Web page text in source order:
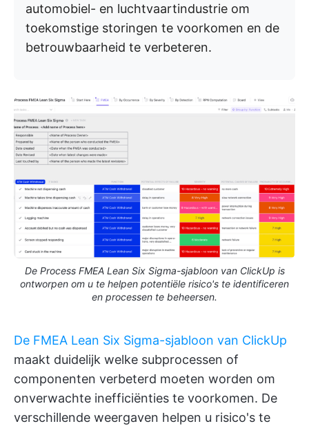
automobiel- en luchtvaartindustrie om
toekomstige storingen te voorkomen en de
betrouwbaarheid te verbeteren.
De Process FMEA Lean Six Sigma-sjabloon van ClickUp is
ontworpen om u te helpen potentiële risico's te identificeren
en processen te beheersen.
De FMEA Lean Six Sigma-sjabloon van ClickUp
maakt duidelijk welke subprocessen of
componenten verbeterd moeten worden om
onverwachte inefficiënties te voorkomen. De
verschillende weergaven helpen u risico's te